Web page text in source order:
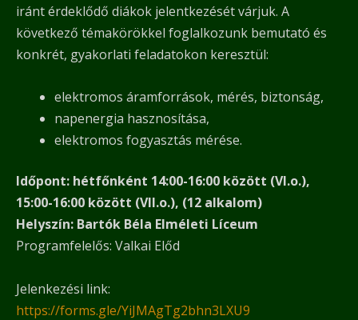
iránt érdeklődő diákok jelentkezését várjuk. A
következő témakörökkel foglalkozunk bemutató és
konkrét, gyakorlati feladatokon keresztül:
elektromos áramforrások, mérés, biztonság,
napenergia hasznosítása,
elektromos fogyasztás mérése.
Időpont: hétfőnként 14:00-16:00 között (VI.o.),
15:00-16:00 között (VII.o.), (12 alkalom)
Helyszín: Bartók Béla Elméleti Líceum
Programfelelős: Valkai Előd
Jelenkezési link:
https://forms.gle/YiJMAgTg2bhn3LXU9